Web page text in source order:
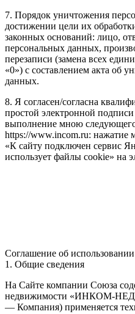
7. Порядок уничтожения
достижении цели их
законных оснований: лицо,
персональных данных,
перезаписи (замена всех
«0») с составлением акта об
данных.
8. Я согласен/согласна
простой электронной
выполнение мною следующего
https://www.incom.ru: нажатие
«К сайту подключен сервис
использует файлы cookie» на
Соглашение об
1. Общие сведения
На Сайте компании Союза
недвижимости «ИНКОМ-
— Компания) применяется